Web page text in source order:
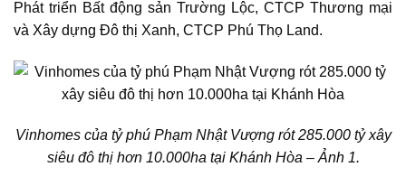
Phát triển Bất động sản Trường Lộc, CTCP Thương mại
và Xây dựng Đô thị Xanh, CTCP Phú Thọ Land.
Vinhomes của tỷ phú Phạm Nhật Vượng rót 285.000 tỷ xây
siêu đô thị hơn 10.000ha tại Khánh Hòa – Ảnh 1.